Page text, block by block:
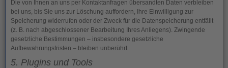
Die von Ihnen an uns per Kontaktanfragen übersandten Daten verbleiben
bei uns, bis Sie uns zur Löschung auffordern, Ihre Einwilligung zur
Speicherung widerrufen oder der Zweck für die Datenspeicherung entfällt
(z. B. nach abgeschlossener Bearbeitung Ihres Anliegens). Zwingende
gesetzliche Bestimmungen – insbesondere gesetzliche
Aufbewahrungsfristen – bleiben unberührt.
5. Plugins und Tools